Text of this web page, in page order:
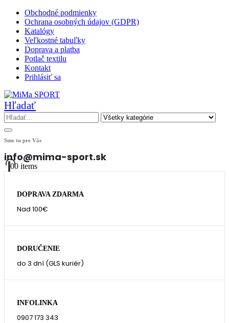
Obchodné podmienky
Ochrana osobných údajov (GDPR)
Katalógy
Veľkostné tabuľky
Doprava a platba
Potlač textilu
Kontakt
Prihlásiť sa
Hľadať
Sme tu pre Vás
info@mima-sport.sk
00 items
DOPRAVA ZDARMA
Nad 100€
DORUČENIE
do 3 dní (GLS kuriér)
INFOLINKA
0907 173 343